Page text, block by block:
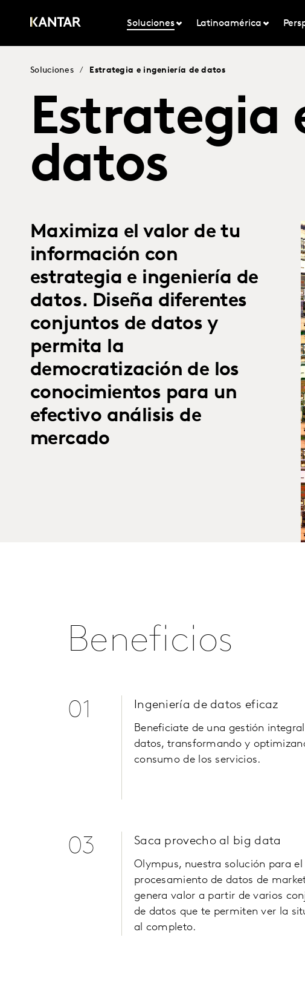
Soluciones Latinoamérica
Soluciones / Estrategia e ingeniería de datos
Estrategia
datos
Maximiza el valor de tu
información con
estrategia e ingeniería de
datos. Diseña diferentes
conjuntos de datos y
permita la
democratización de los
conocimientos para un
efectivo análisis de
mercado
Beneficios
01 Ingeniería de datos eficaz
Beneficiate de una gestión
datos, transformando y
consumo de los servicios.
03 Saca provecho al big data
Olympus, nuestra solución para el
procesamiento de datos de
genera valor a partir de varios
de datos que te permiten ver la
al completo.